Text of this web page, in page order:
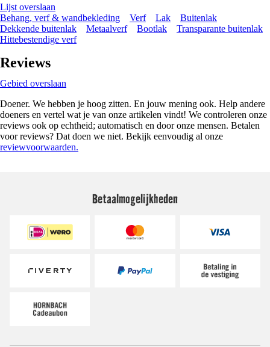
Lijst overslaan
Behang, verf & wandbekleding
Verf Lak
Buitenlak
Dekkende buitenlak
Metaalverf Bootlak
Transparante buitenlak
Hittebestendige verf
Reviews
Gebied overslaan
Doener. We hebben je hoog zitten. En jouw mening ook. Help andere
doeners en vertel wat je van onze artikelen vindt! We controleren onze
reviews ook op echtheid; automatisch en door onze mensen. Betalen
voor reviews? Dat doen we niet. Bekijk eenvoudig al onze
reviewvoorwaarden.
Betaalmogelijkheden